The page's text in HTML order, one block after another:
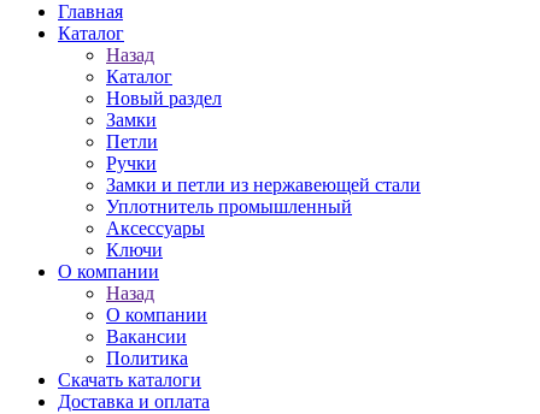
Главная
Каталог
Назад
Каталог
Новый раздел
Замки
Петли
Ручки
Замки и петли из нержавеющей стали
Уплотнитель промышленный
Аксессуары
Ключи
О компании
Назад
О компании
Вакансии
Политика
Скачать каталоги
Доставка и оплата